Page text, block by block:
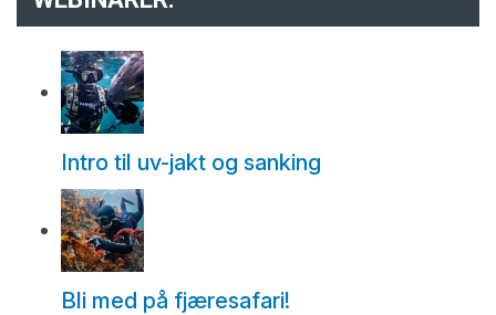
Intro til uv-jakt og sanking
Bli med på fjæresafari!